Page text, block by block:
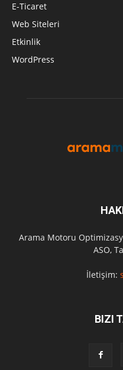
E-Ticaret
Web Siteleri
Etkinlik
WordPress
Arama Motoru
ASO,
İletişim:
BIZI